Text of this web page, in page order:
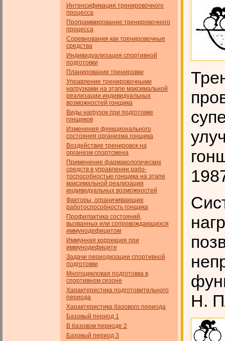
Интенсификация тренировочного
процесса
Программирование тренировочного
процесса
Соревнования как тренировочные
средства
Индивидуализация спортивной
подготовки
Планирование тренировки
Управление тренировочными
нагрузками на этапе максимальной
реализации индивидуальных
возможностей гонщика
Виды нагрузок при подготовке
гонщиков
Изменения функционального
состояния организма гонщика
Воздействие тренировок на
организм спортсмена
Применение фармакологических
средств в управлении рабо­
тоспособностью гонщика на этапе
максимальной реализации
индивидуальных возможностей
Факторы, ограничивающие
работоспособность гонщика
Профилактика состояний,
вызванных или сопровождающихся
иммунодефицитом
Иммунная коррекция при
иммунодефиците
Задачи периодизации спортивной
подготовки
Многоцикловая подготовка в
спортивном сезоне
Характеристика подготовительного
периода
Характеристика базового периода
Базовый период 1
В базовом периоде 2
Базовый период 3
Н.